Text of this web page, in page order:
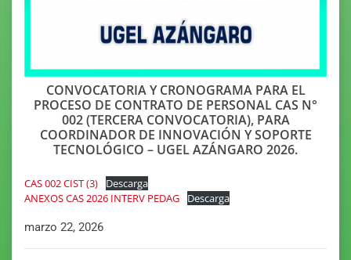
CONVOCATORIA Y CRONOGRAMA PARA EL
PROCESO DE CONTRATO DE PERSONAL CAS N°
002 (TERCERA CONVOCATORIA), PARA
COORDINADOR DE INNOVACIÓN Y SOPORTE
TECNOLÓGICO – UGEL AZÁNGARO 2026.
CAS 002 CIST (3)
Descarga
ANEXOS CAS 2026 INTERV PEDAG
Descarga
marzo 22, 2026